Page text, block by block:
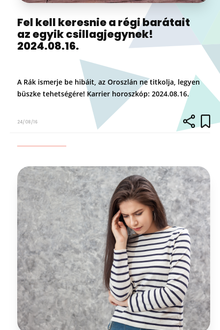
Fel kell keresnie a régi barátait
az egyik csillagjegynek!
2024.08.16.
A Rák ismerje be hibáit, az Oroszlán ne titkolja, legyen
büszke tehetségére! Karrier horoszkóp: 2024.08.16.
24/08/16